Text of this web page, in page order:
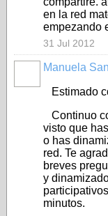
en la red
empezando
31 Jul 2012
Manuela
Estimado
Continuo
visto que
o has
red. Te
breves
y
minutos.